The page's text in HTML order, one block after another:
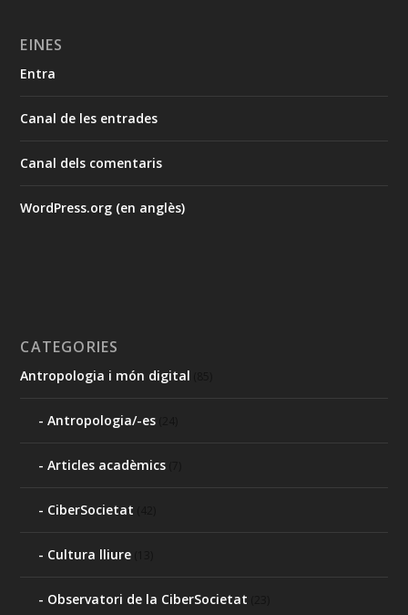
EINES
Entra
Canal de les entrades
Canal dels comentaris
WordPress.org (en anglès)
CATEGORIES
Antropologia i món digital
Antropologia/-es
Articles acadèmics
CiberSocietat
Cultura lliure
Observatori de la CiberSocietat